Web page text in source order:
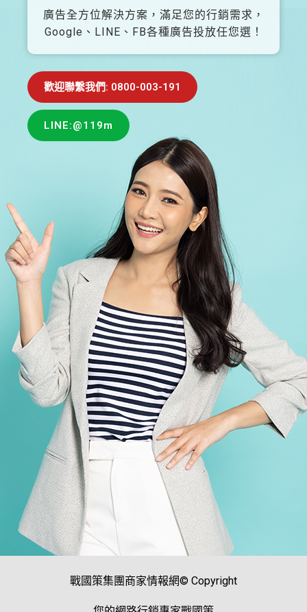
廣告全方位解決方案，滿足您的行銷需求，
Google、LINE、FB各種廣告投放任您選！
歡迎聯繫我們: 0800-003-191
LINE:@119m
戰國策集團商家情報網© Copyright